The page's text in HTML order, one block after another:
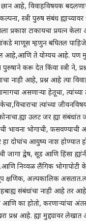
आहे, विवाहविषयक
स्त्री पुरुष संबंध
प्रकाश टाकायचा प्रयत्न
माणूस म्हणुन बघितल
आहे,आणि ते योग्यच आहे. पण
करू देत किंवा स्त्री ने,
नाही आहे, प्रश्न आहे त्या
असणार्‍या हेतूचा, त्यांच्या
त्यांच्या
उलट जर ह्या संबंधांत
भावना भोगाची, फसवण्याची
दोघांच आयुष्य नाश होण्यात
जागा द्वेष, सूड आणि हिंसा
निव्वळ लैंगिक भोगापोटी
क्षणिक, अल्पकालिक
संबंधांचा नाही आहे तर
आणि का होतो, करणार्‍यांचा
प्रश्न आहे. ह्या मुद्द्यावर